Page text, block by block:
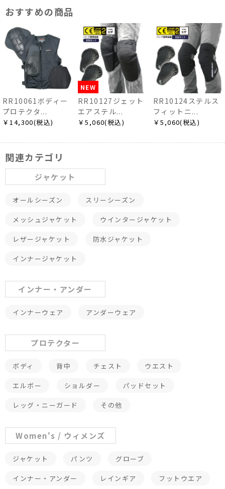
おすすめの商品
ボディー
クタ...
税込)
NEW
RR10127ジェット
エアステル...
￥5,060(税込)
RR10124ステルス
フィットニ...
￥5,060(税込)
関連カテゴリ
ジャケット
オールシーズン スリーシーズン
メッシュジャケット ウインタージャケット
レザージャケット 防水ジャケット
インナージャケット
インナー・アンダー
インナーウェア アンダーウェア
プロテクター
ボディ 背中 チェスト ウエスト
エルボー ショルダー パッドセット
レッグ・ニーガード その他
Women's / ウィメンズ
ジャケット パンツ グローブ
インナー・アンダー レインギア フットウエア